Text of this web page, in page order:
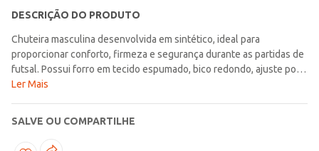
DESCRIÇÃO DO PRODUTO
Chuteira masculina desenvolvida em sintético, ideal para
proporcionar conforto, firmeza e segurança durante as partidas de
futsal. Possui forro em tecido espumado, bico redondo, ajuste por
cadarço, palmilha macia e solado emborrachado com frisos
nos movimentos em quadra. O logo da marca na lateral reforça o
visual esportivo da peça e acrescenta um toque moderno ao
Ler Mais
SALVE OU COMPARTILHE